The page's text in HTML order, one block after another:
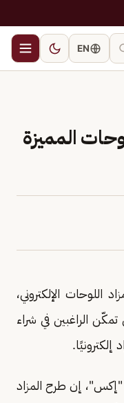
EN
المميزة
اللوحات الإلكتروني،
الراغبين في شراء
إلكترونيًا.
إن طرح المزاد